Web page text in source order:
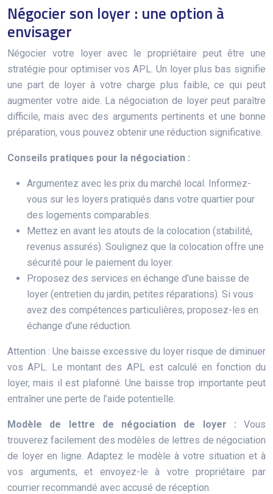
Négocier son loyer : une option à
envisager
Négocier votre loyer avec le propriétaire peut être une
stratégie pour optimiser vos APL. Un loyer plus bas signifie
une part de loyer à votre charge plus faible, ce qui peut
augmenter votre aide. La négociation de loyer peut paraître
difficile, mais avec des arguments pertinents et une bonne
préparation, vous pouvez obtenir une réduction significative.
Conseils pratiques pour la négociation :
Argumentez avec les prix du marché local. Informez-
vous sur les loyers pratiqués dans votre quartier pour
des logements comparables.
Mettez en avant les atouts de la colocation (stabilité,
revenus assurés). Soulignez que la colocation offre une
sécurité pour le paiement du loyer.
Proposez des services en échange d’une baisse de
loyer (entretien du jardin, petites réparations). Si vous
avez des compétences particulières, proposez-les en
échange d’une réduction.
Attention : Une baisse excessive du loyer risque de diminuer
vos APL. Le montant des APL est calculé en fonction du
loyer, mais il est plafonné. Une baisse trop importante peut
entraîner une perte de l’aide potentielle.
Modèle de lettre de négociation de loyer : Vous
trouverez facilement des modèles de lettres de négociation
de loyer en ligne. Adaptez le modèle à votre situation et à
vos arguments, et envoyez-le à votre propriétaire par
courrier recommandé avec accusé de réception.